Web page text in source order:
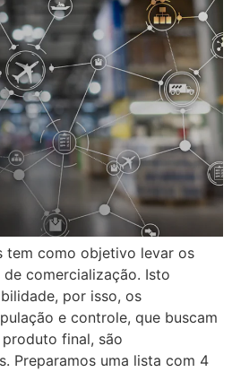
tem como objetivo levar os
comercialização. Isto
por isso, os
e controle, que buscam
final, são
Preparamos uma lista com 4